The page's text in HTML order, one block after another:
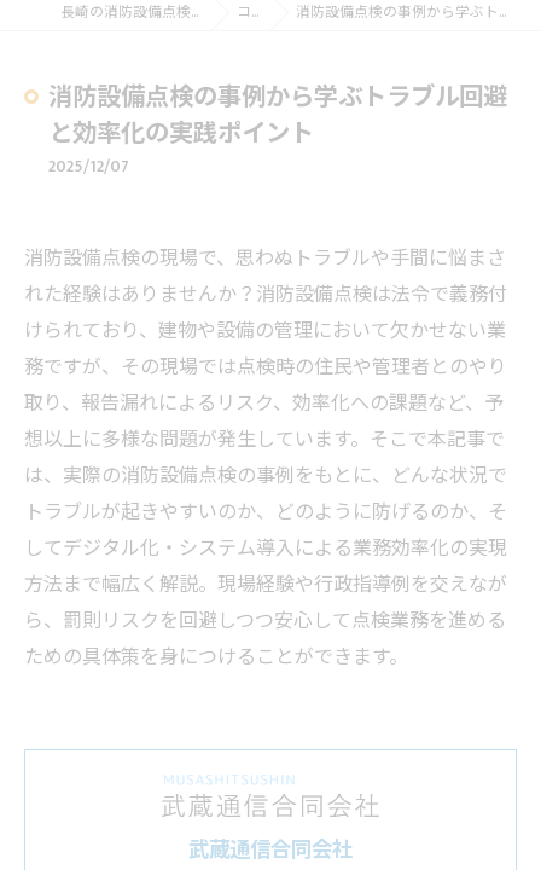
長崎の消防設備点検なら武蔵通信合同会社 コラム 消防設備点検の事例から学ぶトラブル回避と効率化の実践ポイント
消防設備点検の事例から学ぶトラブル回避
と効率化の実践ポイント
2025/12/07
消防設備点検の現場で、思わぬトラブルや手間に悩まさ
れた経験はありませんか？消防設備点検は法令で義務付
けられており、建物や設備の管理において欠かせない業
務ですが、その現場では点検時の住民や管理者とのやり
取り、報告漏れによるリスク、効率化への課題など、予
想以上に多様な問題が発生しています。そこで本記事で
は、実際の消防設備点検の事例をもとに、どんな状況で
トラブルが起きやすいのか、どのように防げるのか、そ
してデジタル化・システム導入による業務効率化の実現
方法まで幅広く解説。現場経験や行政指導例を交えなが
ら、罰則リスクを回避しつつ安心して点検業務を進める
ための具体策を身につけることができます。
武蔵通信合同会社